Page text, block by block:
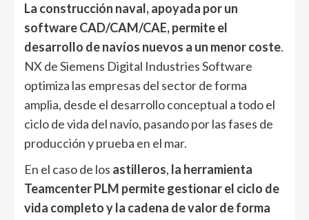
La construcción naval, apoyada por un
software CAD/CAM/CAE, permite el
desarrollo de navíos nuevos a un menor coste.
NX de Siemens Digital Industries Software
optimiza las empresas del sector de forma
amplia, desde el desarrollo conceptual a todo el
ciclo de vida del navío, pasando por las fases de
producción y prueba en el mar.
En el caso de los astilleros, la herramienta
Teamcenter PLM permite gestionar el ciclo de
vida completo y la cadena de valor de forma